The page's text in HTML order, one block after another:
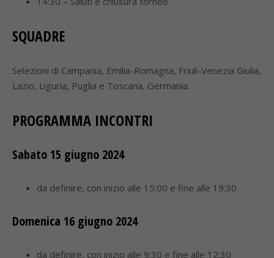
SQUADRE
Selezioni di Campania, Emilia-Romagna, Friuli-Venezia Giulia,
Lazio, Liguria, Puglia e Toscana, Germania.
PROGRAMMA INCONTRI
Sabato 15 giugno 2024
da definire, con inizio alle 15:00 e fine alle 19:30
Domenica 16 giugno 2024
da definire, con inizio alle 9:30 e fine alle 12:30